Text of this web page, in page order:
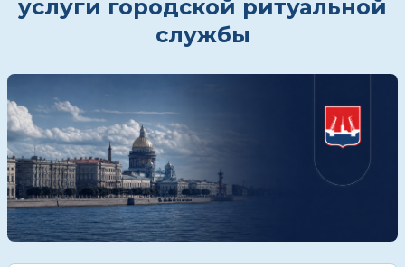
услуги городской ритуальной
службы